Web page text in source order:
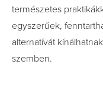
természetes
egyszerűek,
alternatívát
szemben.